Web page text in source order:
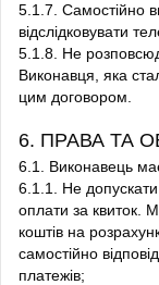
5.1.7. Самостійно
відслідковувати
5.1.8. Не
Виконавця, яка
цим договором.
6. ПРАВА ТА
6.1. Виконавець
6.1.1. Не
оплати за квиток.
коштів на
самостійно
платежів;